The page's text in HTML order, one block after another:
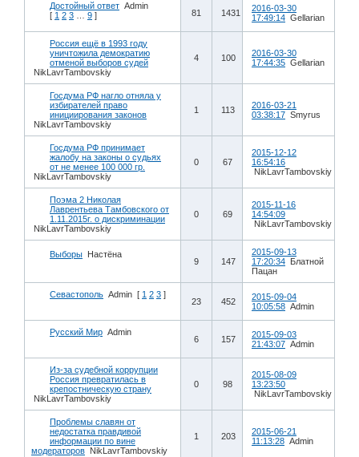
Достойный ответ Admin
[ 1 2 3 9 ] 81 1431
2016-03-30
17:49:14 Gellarian
Россия ещё в 1993 году
уничтожила демократию
отменой выборов судей
NikLavrTambovskiy
4 100
2016-03-30
17:44:35 Gellarian
Госдума РФ нагло отняла у
избирателей право
инициирования законов
NikLavrTambovskiy
1 113
2016-03-21
03:38:17 Smyrus
Госдума РФ принимает
жалобу на законы о судьях
от не менее 100 000 гр.
NikLavrTambovskiy
0 67
2015-12-12
16:54:16
NikLavrTambovskiy
Поэма 2 Николая
Лаврентьева Тамбовского от
1.11.2015г. о дискриминации
NikLavrTambovskiy
0 69
2015-11-16
14:54:09
NikLavrTambovskiy
Выборы Настёна
9 147
2015-09-13
17:20:34 Блатной
Пацан
Севастополь Admin [ 1 2 3 ]
23 452
2015-09-04
10:05:58 Admin
Русский Мир Admin
6 157
2015-09-03
21:43:07 Admin
Из-за судебной коррупции
Россия превратилась в
крепостническую страну
NikLavrTambovskiy
0 98
2015-08-09
13:23:50
NikLavrTambovskiy
Проблемы славян от
недостатка правдивой
информации по вине
модераторов NikLavrTambovskiy
1 203
2015-06-21
11:13:28 Admin